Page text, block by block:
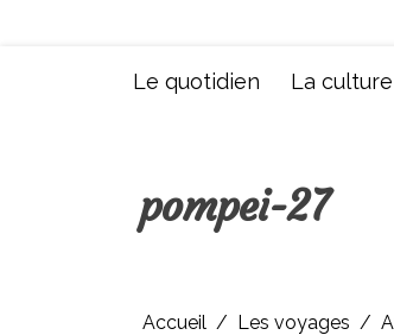
Le quotidien La culture
pompei-27
Accueil Les voyages